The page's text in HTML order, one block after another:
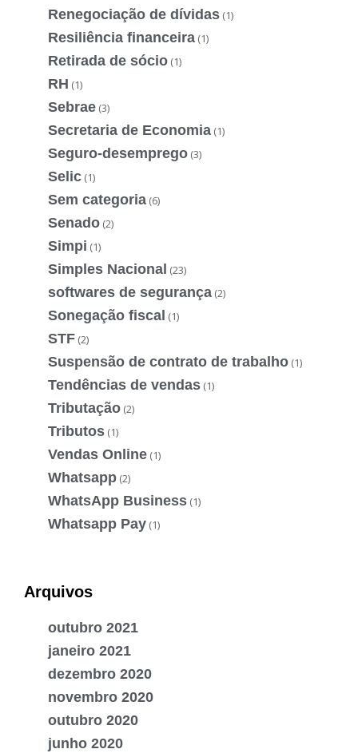
Renegociação de dívidas (1)
Resiliência financeira (1)
Retirada de sócio (1)
RH (1)
Sebrae (3)
Secretaria de Economia (1)
Seguro-desemprego (3)
Selic (1)
Sem categoria (6)
Senado (2)
Simpi (1)
Simples Nacional (23)
softwares de segurança (2)
Sonegação fiscal (1)
STF (2)
Suspensão de contrato de trabalho (1)
Tendências de vendas (1)
Tributação (2)
Tributos (1)
Vendas Online (1)
Whatsapp (2)
WhatsApp Business (1)
Whatsapp Pay (1)
Arquivos
outubro 2021
janeiro 2021
dezembro 2020
novembro 2020
outubro 2020
junho 2020